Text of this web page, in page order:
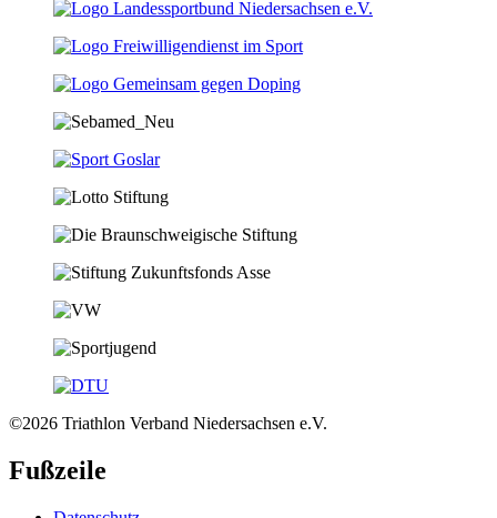
©2026 Triathlon Verband Niedersachsen e.V.
Fußzeile